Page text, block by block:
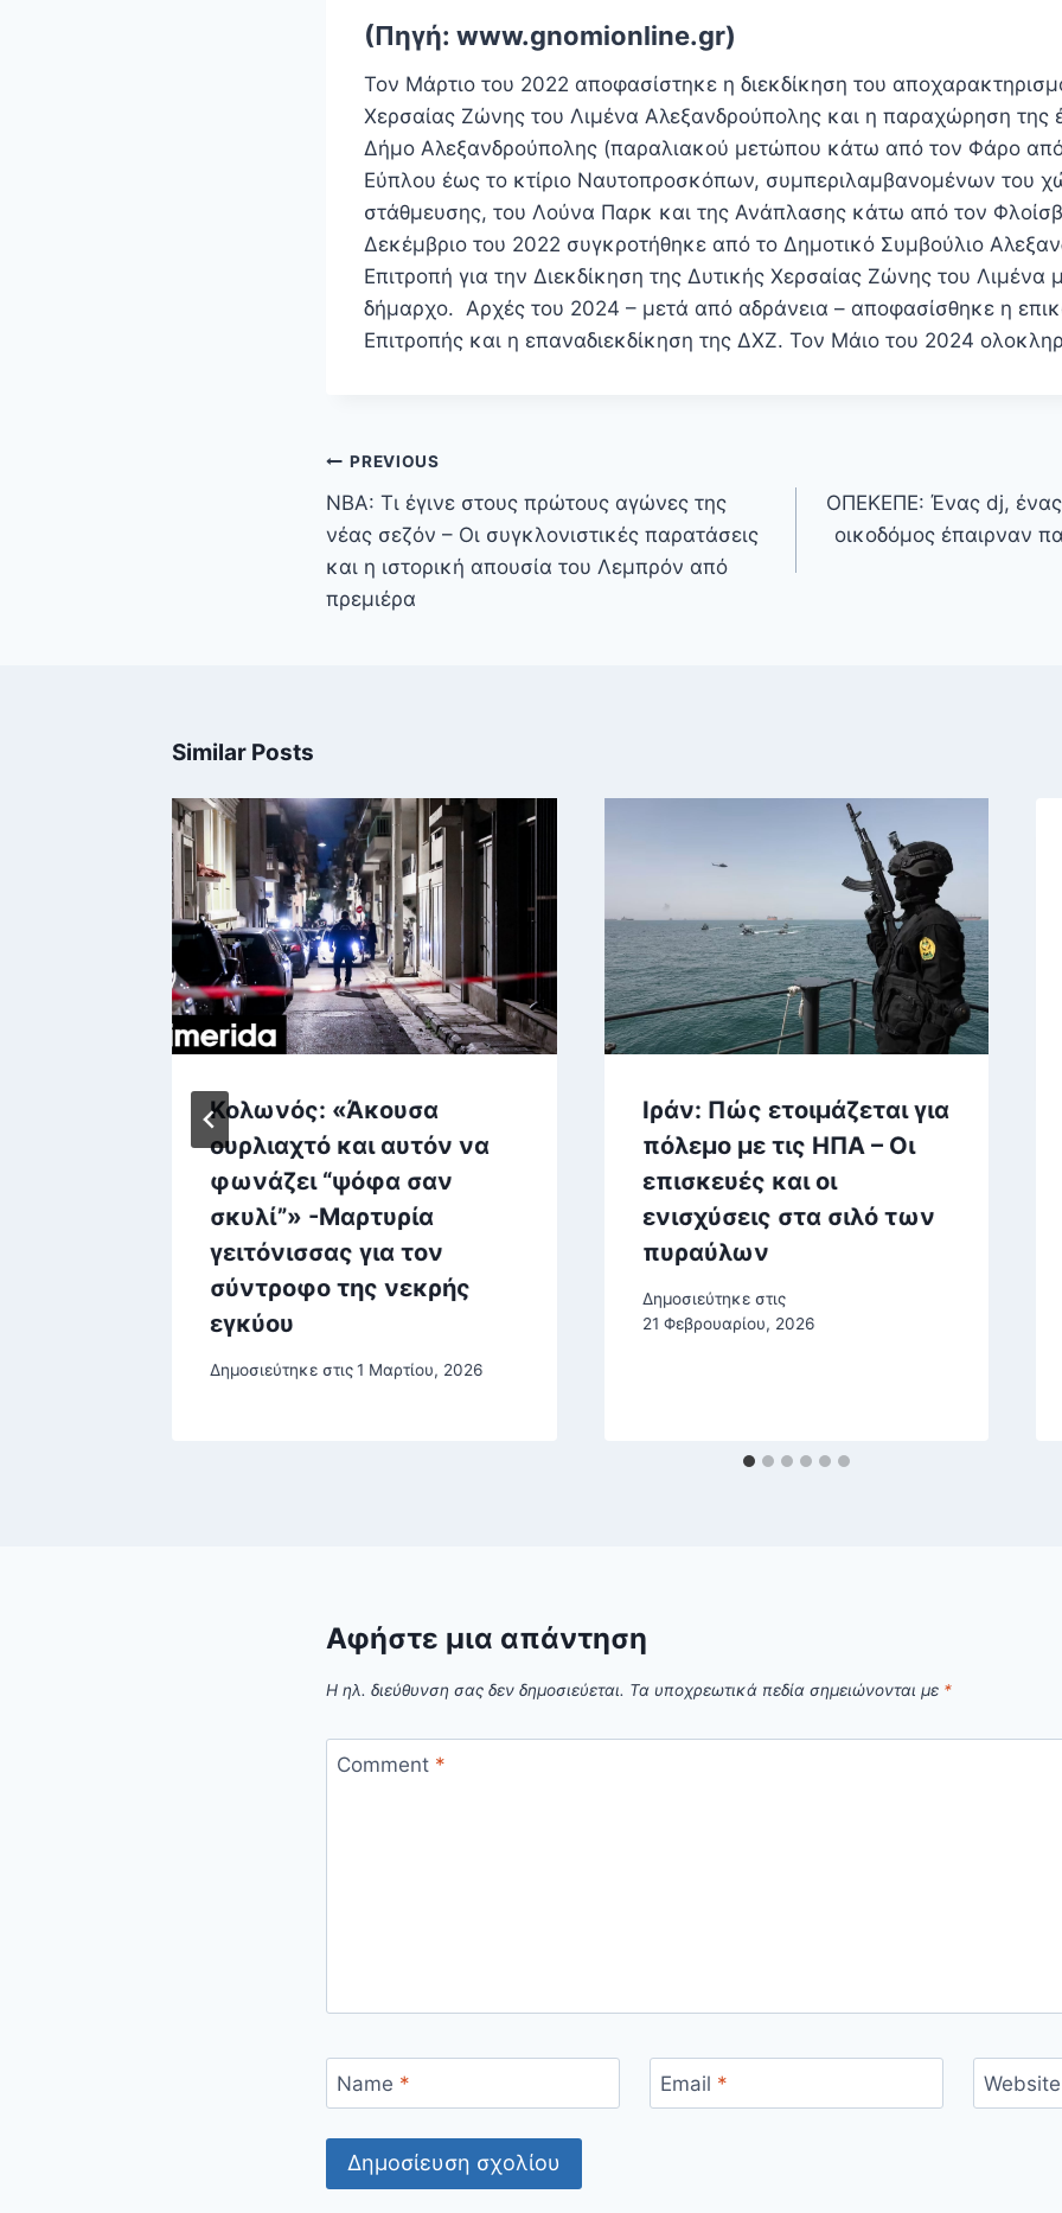
(Πηγή: www.gnomionline.gr)
Τον Μάρτιο του 2022 αποφασίστηκε η διεκδίκηση του
Χερσαίας Ζώνης του Λιμένα Αλεξανδρούπολης και η παραχώρηση της
Δήμο Αλεξανδρούπολης (παραλιακού μετώπου κάτω από τον Φάρο
Εύπλου έως το κτίριο Ναυτοπροσκόπων, συμπεριλαμβανομένων του
στάθμευσης, του Λούνα Παρκ και της Ανάπλασης κάτω από τον
Δεκέμβριο του 2022 συγκροτήθηκε από το Δημοτικό Συμβούλιο
Επιτροπή για την Διεκδίκηση της Δυτικής Χερσαίας Ζώνης του Λιμένα
δήμαρχο. Αρχές του 2024 – μετά από αδράνεια – αποφασίσθηκε η
Επιτροπής και η επαναδιεκδίκηση της ΔΧΖ. Τον Μάιο του 2024
Πλοήγηση
άρθρων
PREVIOUS
NBA: Τι έγινε στους πρώτους αγώνες της
νέας σεζόν – Οι συγκλονιστικές παρατάσεις
και η ιστορική απουσία του Λεμπρόν από
πρεμιέρα
ΟΠΕΚΕΠΕ: Ένας dj, ένας
οικοδόμος έπαιρναν
Similar Posts
Κολωνός: «Άκουσα
ουρλιαχτό και αυτόν να
φωνάζει “ψόφα σαν
σκυλί”» -Μαρτυρία
γειτόνισσας για τον
σύντροφο της νεκρής
εγκύου
Δημοσιεύτηκε στις1 Μαρτίου, 2026
Ιράν: Πώς ετοιμάζεται για
πόλεμο με τις ΗΠΑ – Οι
επισκευές και οι
ενισχύσεις στα σιλό των
πυραύλων
Δημοσιεύτηκε στις
21 Φεβρουαρίου, 2026
Αφήστε μια απάντηση
Η ηλ. διεύθυνση σας δεν δημοσιεύεται. Τα υποχρεωτικά πεδία σημειώνονται με *
Comment *
Name * Email * Website